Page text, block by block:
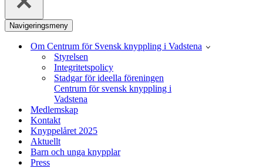
Navigeringsmeny
Om Centrum för Svensk knyppling i Vadstena
Styrelsen
Integritetspolicy
Stadgar för ideella föreningen
Centrum för svensk knyppling i
Vadstena
Medlemskap
Kontakt
Knyppelåret 2025
Aktuellt
Barn och unga knypplar
Press